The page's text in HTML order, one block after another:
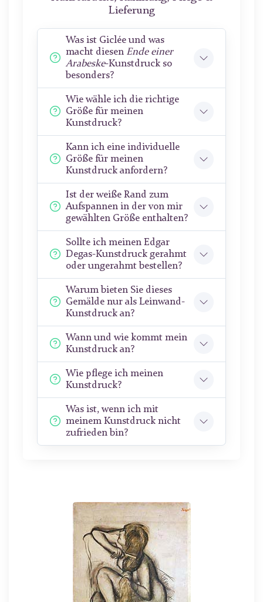
Lieferung
Was ist Giclée und was
macht diesen Ende einer
Arabeske-Kunstdruck so
besonders?
Wie wähle ich die richtige
Größe für meinen
Kunstdruck?
Kann ich eine individuelle
Größe für meinen
Kunstdruck anfordern?
Ist der weiße Rand zum
Aufspannen in der von mir
gewählten Größe enthalten?
Sollte ich meinen Edgar
Degas-Kunstdruck gerahmt
oder ungerahmt bestellen?
Warum bieten Sie dieses
Gemälde nur als Leinwand-
Kunstdruck an?
Wann und wie kommt mein
Kunstdruck an?
Wie pflege ich meinen
Kunstdruck?
Was ist, wenn ich mit
meinem Kunstdruck nicht
zufrieden bin?